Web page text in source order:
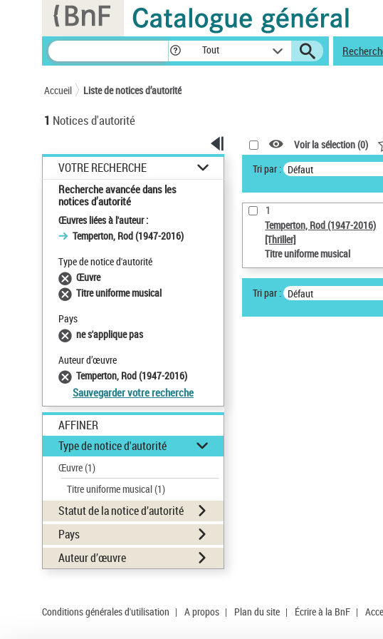
Tout
Accueil Liste de notices d’autorité
1 Notices d'autorité
VOTRE RECHERCHE
Recherche avancée dans les
notices d’autorité
Œuvres liées à l'auteur :
Temperton, Rod (1947-2016)
Type de notice d'autorité
Œuvre
Titre uniforme musical
Pays
ne s'applique pas
Auteur d’œuvre
Temperton, Rod (1947-2016)
Sauvegarder votre recherche
AFFINER
Type de notice d'autorité
Œuvre(1)
Titre uniforme musical(1)
Statut de la notice d’autorité
Pays
Auteur d’œuvre
Voir la sélection (0)
Tri par : Défaut
1
Temperton, Rod (1947-2016)
[Thriller]
Titre uniforme musical
Tri par : Défaut
Conditions générales d'utilisation | A propos | Plan du site | Écrire à la BnF |
Panneau de gestion des cookies